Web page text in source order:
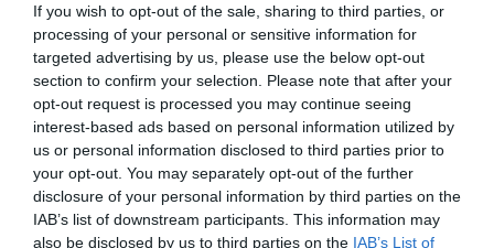
If you wish to opt-out of the sale, sharing to third parties, or
processing of your personal or sensitive information for
targeted advertising by us, please use the below opt-out
section to confirm your selection. Please note that after your
opt-out request is processed you may continue seeing
interest-based ads based on personal information utilized by
us or personal information disclosed to third parties prior to
your opt-out. You may separately opt-out of the further
disclosure of your personal information by third parties on the
IAB’s list of downstream participants. This information may
also be disclosed by us to third parties on the IAB’s List of
1 año atrás 666
El Greco y el AVE en Toledo, un
diálogo imprescind...
1 año atrás
Estos son los municipios de